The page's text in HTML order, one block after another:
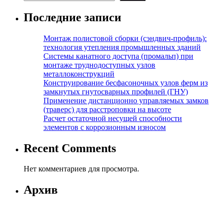
Последние записи
Монтаж полистовой сборки (сэндвич-профиль):
технология утепления промышленных зданий
Системы канатного доступа (промальп) при
монтаже труднодоступных узлов
металлоконструкций
Конструирование бесфасоночных узлов ферм из
замкнутых гнутосварных профилей (ГНУ)
Применение дистанционно управляемых замков
(траверс) для расстроповки на высоте
Расчет остаточной несущей способности
элементов с коррозионным износом
Recent Comments
Нет комментариев для просмотра.
Архив